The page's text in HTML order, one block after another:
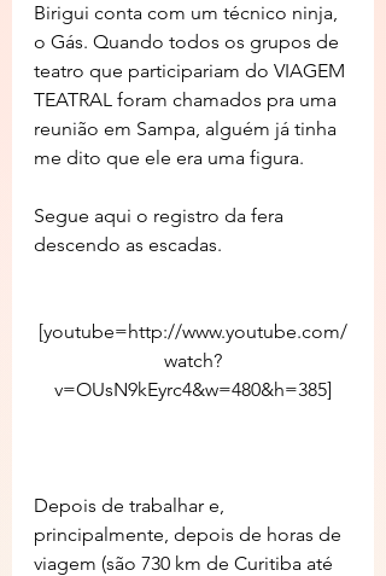
Birigui conta com um técnico ninja,
o Gás. Quando todos os grupos de
teatro que participariam do VIAGEM
TEATRAL foram chamados pra uma
reunião em Sampa, alguém já tinha
me dito que ele era uma figura.
Segue aqui o registro da fera
descendo as escadas.
[youtube=http://www.youtube.com/
watch?
v=OUsN9kEyrc4&w=480&h=385]
Depois de trabalhar e,
principalmente, depois de horas de
viagem (são 730 km de Curitiba até